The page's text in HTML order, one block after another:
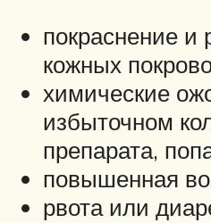
покраснение и
кожных
химические
избыточном
препарата,
повышенная
рвота или